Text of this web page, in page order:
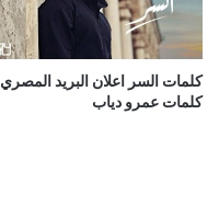
كلمات السر اعلان البريد المصري
كلمات عمرو دياب